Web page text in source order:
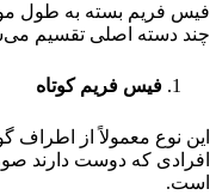
فیس فریم بسته به طول
چند دسته اصلی تقسیم
فیس فریم کوتاه
این نوع معمولاً از
افرادی که دوست دارند
است.